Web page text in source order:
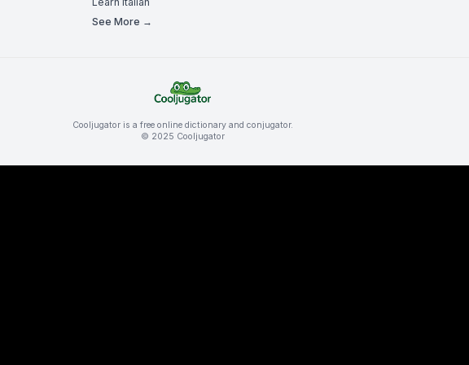
See More →
Cooljugator is a free online dictionary and conjugator.
© 2025 Cooljugator